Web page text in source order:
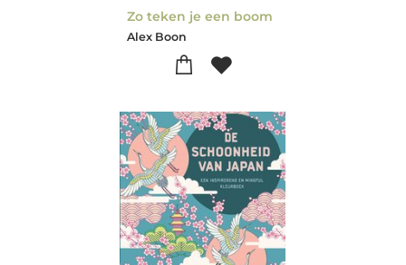
Zo teken je een boom
Alex Boon